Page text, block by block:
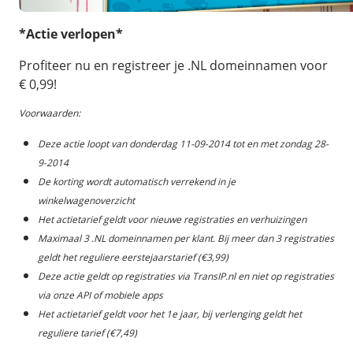
.eu domein
.be domein
Security & Compliance
Digitale toegankelijkheid
SiteSweep
/Orchestration
Kubernetes
Software
Linux Server
Windows Server
Microsoft Essentials
Plesk
cPanel
DirectAdmin
OpenClaw
n8n
Public Cloud
Load balancing
OpenStack Connect
Bring Your Own IP
Dedicated IP Subnet
Volumes
Volume storage
Volume backups
Encrypted volumes
Other
STACK - online opslag
Acronis Cyber Protect
Social Media Hub
iubenda - compliancy
Billdu - facturatieapp
Patchman
Websitebouwer
AI Site Assistant voor WordPress
Ons verhaal
Overig
Nieuws
Webinars
Library
Vacatures
Hulp nodig?
Controlepaneel
*Actie verlopen*
Profiteer nu en registreer je .NL domeinnamen voor
€ 0,99!
Voorwaarden:
Deze actie loopt van donderdag 11-09-2014 tot en met zondag 28-
9-2014
De korting wordt automatisch verrekend in je
winkelwagenoverzicht
Het actietarief geldt voor nieuwe registraties en verhuizingen
Maximaal 3 .NL domeinnamen per klant. Bij meer dan 3 registraties
geldt het reguliere eerstejaarstarief (€3,99)
Deze actie geldt op registraties via TransIP.nl en niet op registraties
via onze API of mobiele apps
Het actietarief geldt voor het 1e jaar, bij verlenging geldt het
reguliere tarief (€7,49)